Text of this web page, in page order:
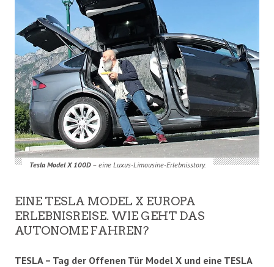
Tesla Model X 100D– eine Luxus-Limousine-Erlebnisstory.
EINE TESLA MODEL X EUROPA
ERLEBNISREISE. WIE GEHT DAS
AUTONOME FAHREN?
TESLA – Tag der Offenen Tür Model X und eine TESLA